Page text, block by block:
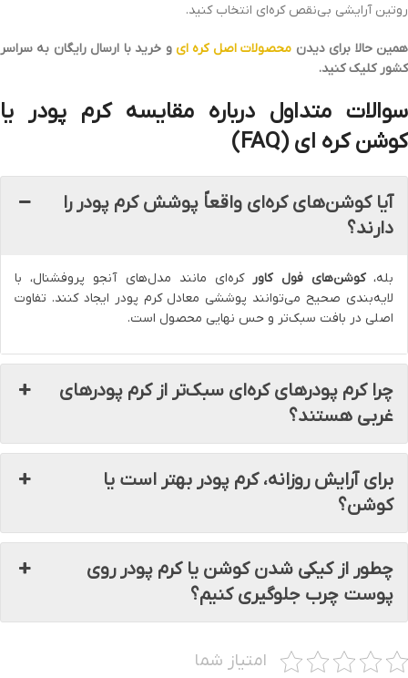
روتین آرایشی بی‌نقص کره‌ای انتخاب کنید.
همین حالا برای دیدن محصولات اصل کره ای و خرید با ارسال رایگان به سراسر
کشور کلیک کنید.
سوالات متداول درباره مقایسه کرم پودر یا
کوشن کره‌ ای (FAQ)
آیا کوشن‌های کره‌ای واقعاً پوشش کرم پودر را
دارند؟
بله،کوشن‌های فول کاورکره‌ای مانند مدل‌های آنجو پروفشنال، با
لایه‌بندی صحیح می‌توانند پوششی معادل کرم پودر ایجاد کنند. تفاوت
اصلی در بافت سبک‌تر و حس نهایی محصول است.
چرا کرم پودرهای کره‌ای سبک‌تر از کرم پودرهای
غربی هستند؟
برای آرایش روزانه، کرم پودر بهتر است یا
کوشن؟
چطور از کیکی شدن کوشن یا کرم پودر روی
پوست چرب جلوگیری کنیم؟
امتیاز شما